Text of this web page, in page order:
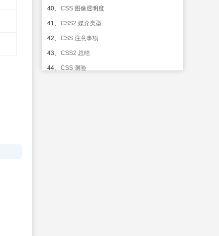
40、 CSS 图像透明度
41、 CSS2 媒介类型
42、 CSS 注意事项
43、 CSS2 总结
44、 CSS 测验